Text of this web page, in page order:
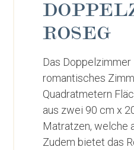
ROSEG
Das Doppelzimmer
romantisches
Quadratmetern
aus zwei 90 cm x
Matratzen, welche
Zudem bietet das